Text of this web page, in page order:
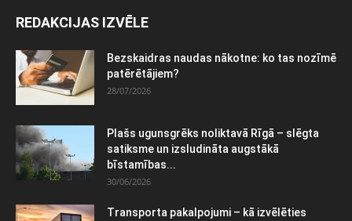
REDAKCIJAS IZVĒLE
Bezskaidras naudas nākotne: ko tas nozīmē
patērētājiem?
28/07/2026
Plašs ugunsgrēks noliktavā Rīgā – slēgta
satiksme un izsludināta augstākā
bīstamības...
30/06/2026
Transporta pakalpojumi – kā izvēlēties